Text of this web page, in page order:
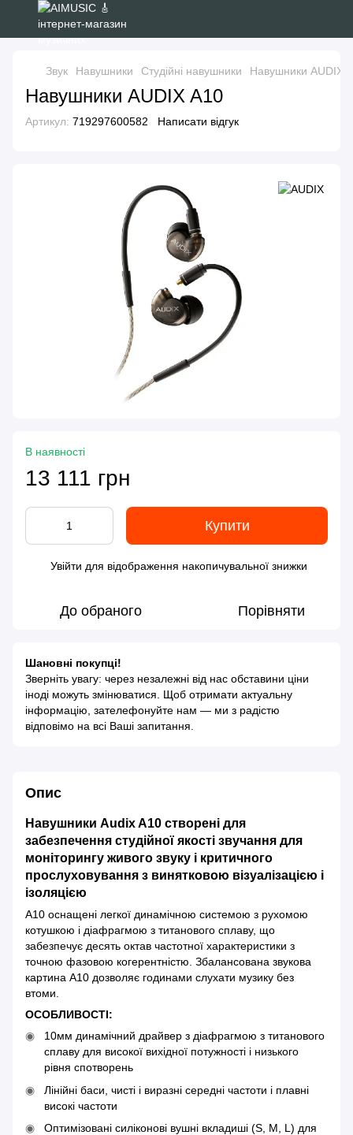
Звук Навушники Студійні навушники Навушники AUDIX
Навушники AUDIX A10
Артикул: 719297600582 Написати відгук
В наявності
13 111 грн
Купити
Увійти для відображення накопичувальної знижки
До обраного Порівняти
Шановні покупці!
Зверніть увагу: через незалежні від нас обставини ціни
іноді можуть змінюватися. Щоб отримати актуальну
інформацію, зателефонуйте нам — ми з радістю
відповімо на всі Ваші запитання.
Опис
Навушники Audix A10 створені для
забезпечення студійної якості звучання для
моніторингу живого звуку і критичного
прослуховування з винятковою візуалізацією і
ізоляцією
A10 оснащені легкої динамічною системою з рухомою
котушкою і діафрагмою з титанового сплаву, що
забезпечує десять октав частотної характеристики з
точною фазовою когерентністю. Збалансована звукова
картина A10 дозволяє годинами слухати музику без
втоми.
ОСОБЛИВОСТІ:
10мм динамічний драйвер з діафрагмою з титанового
сплаву для високої вихідної потужності і низького
рівня спотворень
Лінійні баси, чисті і виразні середні частоти і плавні
високі частоти
Оптимізовані силіконові вушні вкладиші (S, M, L) для